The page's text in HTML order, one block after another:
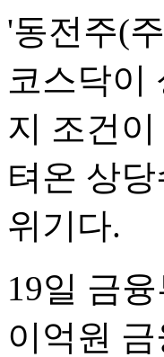
'동전주(
코스닥이
지 조건
텨온 상
위기다.
19일 금
이억원